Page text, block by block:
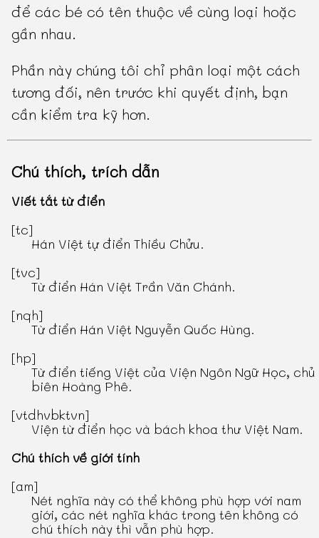
để các bé có tên thuộc về cùng loại hoặc
gần nhau.
Phần này chúng tôi chỉ phân loại một cách
tương đối, nên trước khi quyết định, bạn
cần kiểm tra kỹ hơn.
Chú thích, trích dẫn
Viết tắt từ điển
[tc]
Hán Việt tự điển Thiều Chửu.
[tvc]
Từ điển Hán Việt Trần Văn Chánh.
[nqh]
Từ điển Hán Việt Nguyễn Quốc Hùng.
[hp]
Từ điển tiếng Việt của Viện Ngôn Ngữ Học, chủ
biên Hoàng Phê.
[vtdhvbktvn]
Viện từ điển học và bách khoa thư Việt Nam.
Chú thích về giới tính
[am]
Nét nghĩa này có thể không phù hợp với nam
giới, các nét nghĩa khác trong tên không có
chú thích này thì vẫn phù hợp.